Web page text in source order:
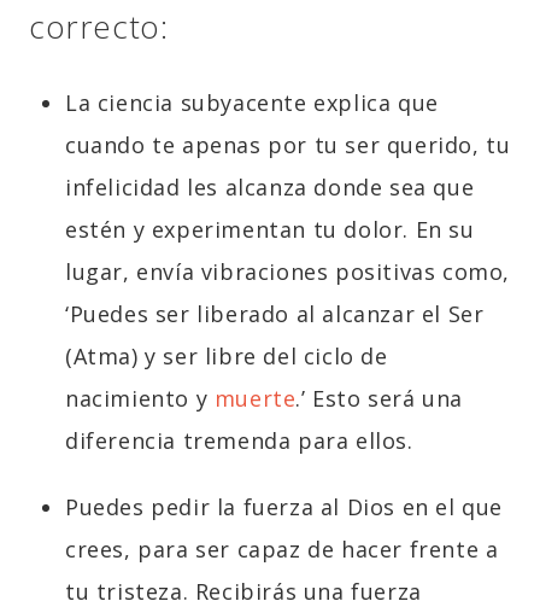
correcto:
La ciencia subyacente explica que
cuando te apenas por tu ser querido, tu
infelicidad les alcanza donde sea que
estén y experimentan tu dolor. En su
lugar, envía vibraciones positivas como,
‘Puedes ser liberado al alcanzar el Ser
(Atma) y ser libre del ciclo de
nacimiento y muerte.’ Esto será una
diferencia tremenda para ellos.
Puedes pedir la fuerza al Dios en el que
crees, para ser capaz de hacer frente a
tu tristeza. Recibirás una fuerza